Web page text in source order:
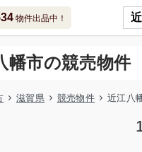
物件出品中！
幡市の競売物件
滋賀県 競売物件 近江八